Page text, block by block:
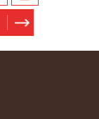
naszymi
te działają
treści w